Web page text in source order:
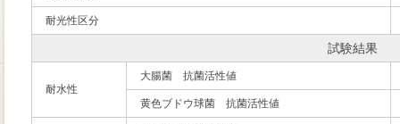
耐光性区分
試験結果
耐水性
大腸菌 抗菌活性値
黄色ブドウ球菌 抗菌活性値